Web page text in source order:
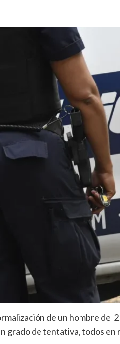
de un hombre de
grado de tentativa, todos